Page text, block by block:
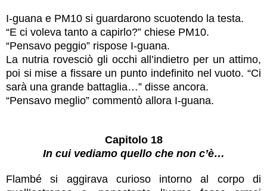
I-guana e PM10 si guardarono scuotendo la testa.
“E ci voleva tanto a capirlo?” chiese PM10.
“Pensavo peggio” rispose I-guana.
La nutria rovesciò gli occhi all’indietro per un attimo,
poi si mise a fissare un punto indefinito nel vuoto. “Ci
sarà una grande battaglia…” disse ancora.
“Pensavo meglio” commentò allora I-guana.
Capitolo 18
In cui vediamo quello che non c’è…
Flambé si aggirava curioso intorno al corpo di